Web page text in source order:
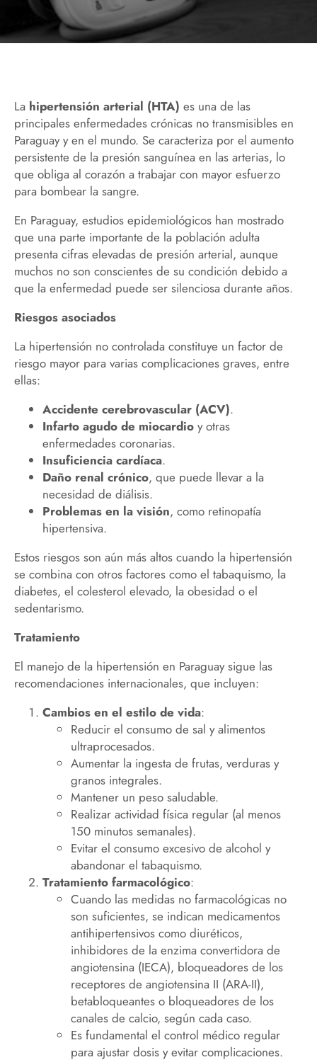
La hipertensión arterial (HTA) es una de las
principales enfermedades crónicas no transmisibles en
Paraguay y en el mundo. Se caracteriza por el aumento
persistente de la presión sanguínea en las arterias, lo
que obliga al corazón a trabajar con mayor esfuerzo
para bombear la sangre.
En Paraguay, estudios epidemiológicos han mostrado
que una parte importante de la población adulta
presenta cifras elevadas de presión arterial, aunque
muchos no son conscientes de su condición debido a
que la enfermedad puede ser silenciosa durante años.
Riesgos asociados
La hipertensión no controlada constituye un factor de
riesgo mayor para varias complicaciones graves, entre
ellas:
Accidente cerebrovascular (ACV).
Infarto agudo de miocardio y otras
enfermedades coronarias.
Insuficiencia cardíaca.
Daño renal crónico, que puede llevar a la
necesidad de diálisis.
Problemas en la visión, como retinopatía
hipertensiva.
Estos riesgos son aún más altos cuando la hipertensión
se combina con otros factores como el tabaquismo, la
diabetes, el colesterol elevado, la obesidad o el
sedentarismo.
Tratamiento
El manejo de la hipertensión en Paraguay sigue las
recomendaciones internacionales, que incluyen:
Cambios en el estilo de vida:
Reducir el consumo de sal y alimentos
ultraprocesados.
Aumentar la ingesta de frutas, verduras y
granos integrales.
Mantener un peso saludable.
Realizar actividad física regular (al menos
150 minutos semanales).
Evitar el consumo excesivo de alcohol y
abandonar el tabaquismo.
Tratamiento farmacológico:
Cuando las medidas no farmacológicas no
son suficientes, se indican medicamentos
antihipertensivos como diuréticos,
inhibidores de la enzima convertidora de
angiotensina (IECA), bloqueadores de los
receptores de angiotensina II (ARA-II),
betabloqueantes o bloqueadores de los
canales de calcio, según cada caso.
Es fundamental el control médico regular
para ajustar dosis y evitar complicaciones.